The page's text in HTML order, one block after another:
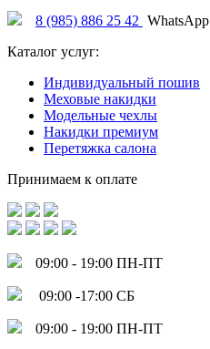
8 (985) 886 25 42 WhatsApp
Каталог услуг:
Индивидуальный пошив
Меховые накидки
Модельные чехлы
Накидки премиум
Перетяжка салона
Принимаем к оплате
09:00 - 19:00 ПН-ПТ
09:00 -17:00 СБ
09:00 - 19:00 ПН-ПТ